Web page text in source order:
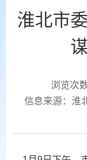
淮北市
浏览次数
信息来源：淮